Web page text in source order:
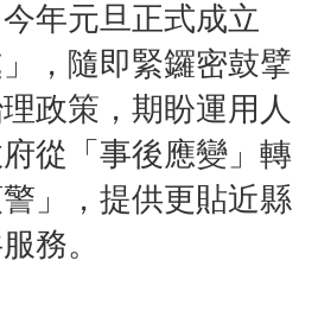
年元旦正式成立
」，隨即緊鑼密鼓擘
政策，期盼運用人
從「事後應變」轉
」，提供更貼近縣
務。